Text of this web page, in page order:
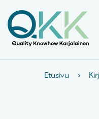
Etusivu ›